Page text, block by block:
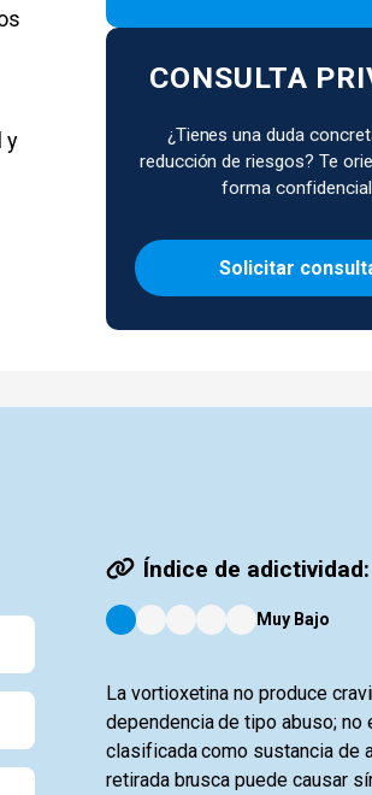
y
CONSULTA
¿Tienes una duda
reducción de riesgos? Te
forma
Solicitar
Índice de adictividad:
Muy Bajo
La vortioxetina no produce
dependencia de tipo abuso; no
clasificada como sustancia de
retirada brusca puede causar